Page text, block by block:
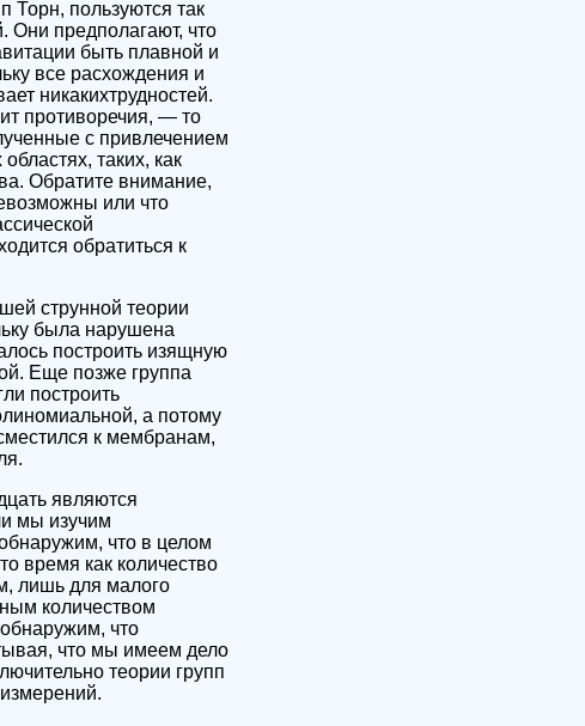
Торн, пользуются так
Они предполагают, что
быть плавной и
все расхождения и
никакихтрудностей.
противоречия, — то
с привлечением
таких, как
Обратите внимание,
или что
обратиться к
струнной теории
была нарушена
построить изящную
Еще позже группа
построить
а потому
к мембранам,
являются
мы изучим
что в целом
время как количество
лишь для малого
количеством
что
что мы имеем дело
теории групп